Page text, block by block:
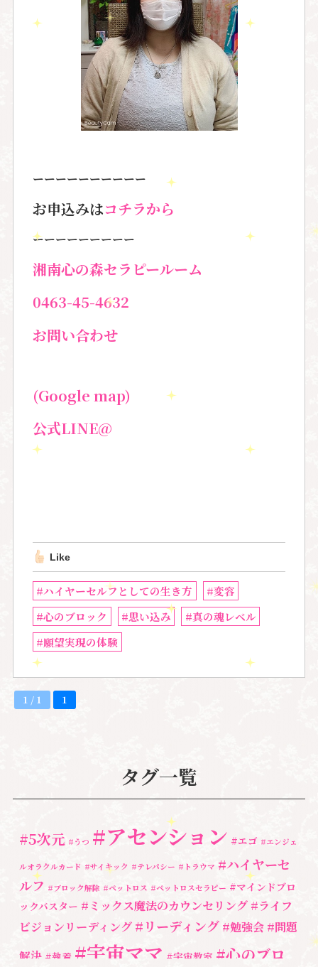
ーーーーーーーーーー
お申込みはコチラから
ーーーーーーーーー
湘南心の森セラピールーム
0463-45-4632
お問い合わせ
(Google map)
公式LINE@
Like
#ハイヤーセルフとしての生き方
#変容
#心のブロック
#思い込み
#真の魂レベル
#願望実現の体験
1 / 1 1
タグ一覧
#5次元 #うつ #アセンション #エゴ #エンジェ
ルオラクルカード #サイキック #テレパシー #トラウマ #ハイヤーセ
ルフ #ブロック解除 #ペットロス #ペットロスセラピー #マインドブロ
ックバスター #ミックス魔法のカウンセリング #ライフ
ビジョンリーディング #リーディング #勉強会 #問題
解決 #執着 #宇宙ママ #宇宙教室 #心のブロ